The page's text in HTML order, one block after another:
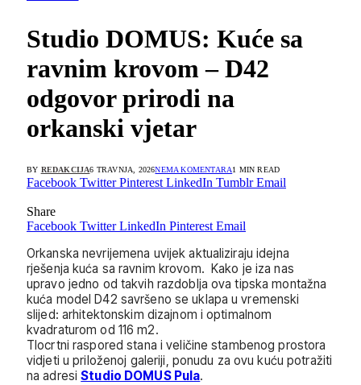
Studio DOMUS: Kuće sa
ravnim krovom – D42
odgovor prirodi na
orkanski vjetar
BY REDAKCIJA6 TRAVNJA, 2026NEMA KOMENTARA1 MIN READ
Facebook Twitter Pinterest LinkedIn Tumblr Email
Share
Facebook Twitter LinkedIn Pinterest Email
Orkanska nevrijemena uvijek aktualiziraju idejna
rješenja kuća sa ravnim krovom. Kako je iza nas
upravo jedno od takvih razdoblja ova tipska montažna
kuća model D42 savršeno se uklapa u vremenski
slijed: arhitektonskim dizajnom i optimalnom
kvadraturom od 116 m2.
Tlocrtni raspored stana i veličine stambenog prostora
vidjeti u priloženoj galeriji, ponudu za ovu kuću potražiti
na adresiStudio DOMUS Pula.